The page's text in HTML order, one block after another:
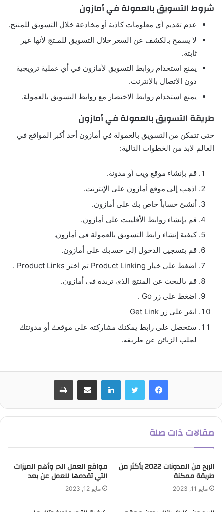
شروط التسويق بالعمولة في أمازون
عدم تقديم أي معلومات كاذبة أو مخادعة خلال التسويق للمنتج.
لا يسمح بالكشف عن السعر خلال التسويق للمنتج لأنها غير
ثابتة.
يمنع استخدام روابط التسويق لأمازون في أي عملية ترويجية
دون الاتصال بالإنترنت.
يمنع استخدام روابط الاختصار مع روابط التسويق بالعمولة.
طريقة التسويق بالعمولة في أمازون
حتى تتمكن من التسويق بالعمولة في أمازون أحد أكبر المواقع في
العالم لابد من الخطوات التالية:
قم بإنشاء موقع ويب أو مدونة.
اذهب إلى موقع أمازون على الإنترنت.
أنشئ حساباً خاص بك على أمازون.
قم بإنشاء روابط الأفلييت على أمازون.
كيفية إنشاء رابط التسويق بالعمولة في أمازون.
قم بتسجيل الدخول إلى حسابك على أمازون.
اضغط على خيار Product Linking ثم اختر Product Links .
قم بالبحث عن المنتج الذي تريده في أمازون.
اضغط على زر Go .
انقر على زر Get Link
ستحصل على رابط يمكنك مشاركته على موقعك أو مدونتك
لجلب الزبائن عن طريقه.
لينكدإن مشاركة عبر البريد طباعة
مقالات ذات صلة
الربح من المدونات 2022 بأكثر من
طريقة ممكنة
مايو 11, 2023
مواقع العمل الحر وأهم الميزات
التي تقدمها للعمل عن بعد
مايو 12, 2023